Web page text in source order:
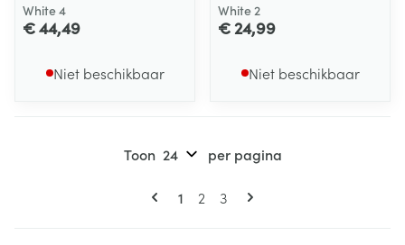
White 4
€ 44,49
Niet beschikbaar
White 2
€ 24,99
Niet beschikbaar
Pagina's
U lees momenteel pagina
1 Pagina
2 Pagina
3
Toon per pagina